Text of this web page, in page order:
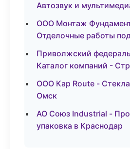
Автозвук и
ООО Монтаж
Отделочные работы
Приволжский
Каталог компаний -
ООО Кар Route -
Омск
АО Союз Industrial -
упаковка в Краснодар